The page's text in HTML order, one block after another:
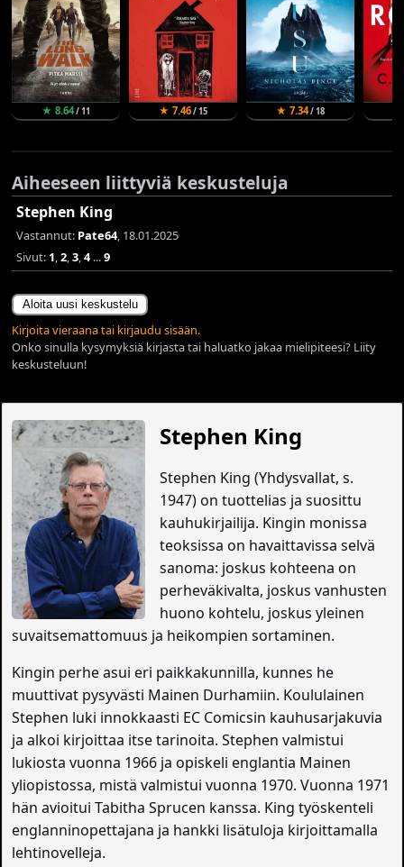
★ 8.64/ 11 ★ 7.46/ 15 ★ 7.34/ 18
Aiheeseen liittyviä keskusteluja
Stephen King
Vastannut: Pate64, 18.01.2025
Sivut: 1,2,3,4...9
Aloita uusi keskustelu
Kirjoita vieraana tai kirjaudu sisään.
Onko sinulla kysymyksiä kirjasta tai haluatko jakaa mielipiteesi? Liity
keskusteluun!
Stephen King
Stephen King (Yhdysvallat, s.
1947) on tuottelias ja suosittu
kauhukirjailija. Kingin monissa
teoksissa on havaittavissa selvä
sanoma: joskus kohteena on
perheväkivalta, joskus vanhusten
huono kohtelu, joskus yleinen
suvaitsemattomuus ja heikompien sortaminen.
Kingin perhe asui eri paikkakunnilla, kunnes he
muuttivat pysyvästi Mainen Durhamiin. Koululainen
Stephen luki innokkaasti EC Comicsin kauhusarjakuvia
ja alkoi kirjoittaa itse tarinoita. Stephen valmistui
lukiosta vuonna 1966 ja opiskeli englantia Mainen
yliopistossa, mistä valmistui vuonna 1970. Vuonna 1971
hän avioitui Tabitha Sprucen kanssa. King työskenteli
englanninopettajana ja hankki lisätuloja kirjoittamalla
lehtinovelleja.